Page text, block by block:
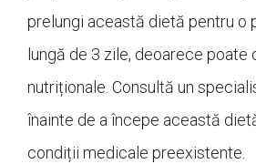
prelungi această dietă pentru o
lungă de 3 zile, deoarece poate
nutriționale. Consultă un
înainte de a începe această
condiții medicale preexistente.